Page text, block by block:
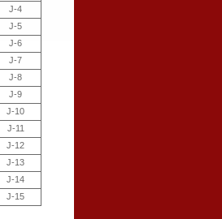
J-4
J-5
J-6
J-7
J-8
J-9
J-10
J-11
J-12
J-13
J-14
J-15